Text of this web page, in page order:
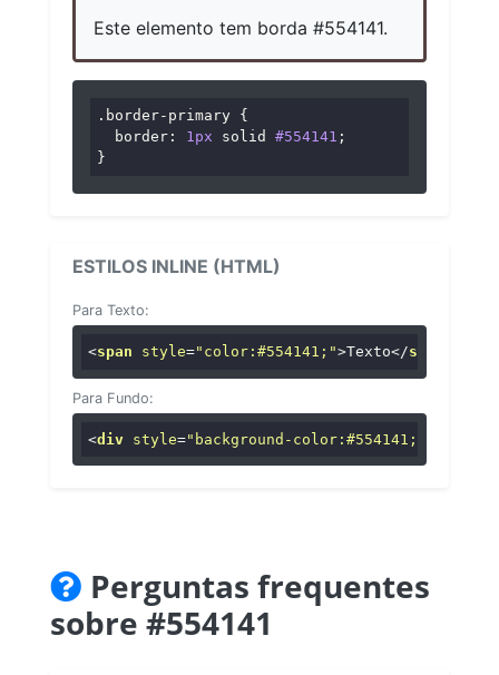
Este elemento tem borda #554141.
.border-primary {
border : 1px solid #554141 ;
}
ESTILOS INLINE (HTML)
Para Texto:
<span style="color:#554141;">Texto</span
Para Fundo:
<div style="background-color:#554141;"
Perguntas frequentes
sobre #554141